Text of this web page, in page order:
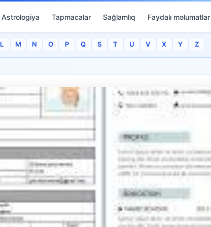
Astrologiya Tapmacalar Sağlamlıq Faydalı məlumatlar
L M N O P Q S T U V X Y Z